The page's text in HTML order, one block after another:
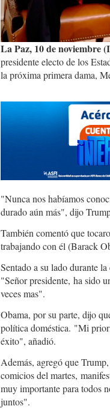
La Paz, 10 de noviembre
presidente electo de los
la próxima primera dama,
"Nunca nos habíamos
durado aún más", dijo
También comentó que
trabajando con él (Barack
Sentado a su lado durante
"Señor presidente, ha sido
veces mas".
Obama, por su parte, dijo
política doméstica. "Mi
éxito", añadió.
Además, agregó que
comicios del martes,
muy importante para todos
juntos".